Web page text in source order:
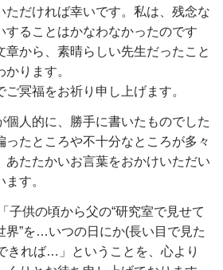
ただければ幸いです。私は、残念な
することはかなわなかったのです
章から、素晴らしい先生だったこと
ります。
冥福をお祈り申し上げます。
人的に、勝手に書いたものでした
ったところや不十分なところが多々
あたたかいお言葉をおかけいただい
す。
供の頃から父の“研究室で見せて
界”を…いつの日にか(長い目で見た
きれば…」ということを、心より